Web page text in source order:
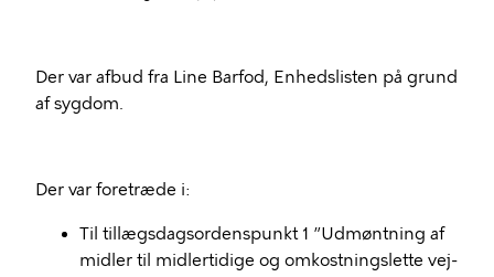
Der var afbud fra Line Barfod, Enhedslisten på grund
af sygdom.
Der var foretræde i:
Til tillægsdagsordenspunkt 1 ”Udmøntning af
midler til midlertidige og omkostningslette vej-